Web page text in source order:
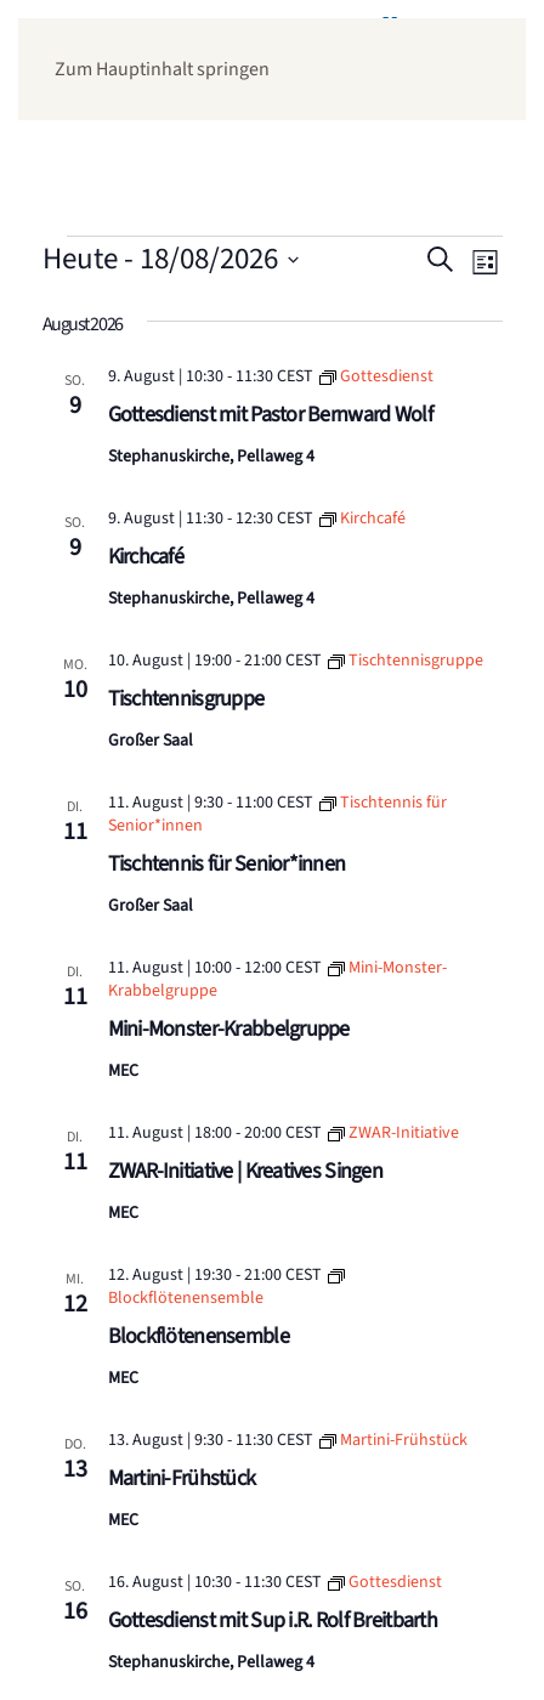
Zum Hauptinhalt springen
Veranstaltungen
Ansichten,
Navigation
SucheListe
Heute - 18/08/2026
wählen.
August 2026
SO.
9 Gottesdienst mit Pastor Bernward Wolf
9. August | 10:30- 11:30CEST Gottesdienst
Stephanuskirche, Pellaweg 4
SO.
9 Kirchcafé
9. August | 11:30- 12:30CEST Kirchcafé
Stephanuskirche, Pellaweg 4
MO.
10 Tischtennisgruppe
10. August | 19:00-21:00CEST Tischtennisgruppe
Großer Saal
DI.
11
Tischtennis für Senior*innen
11. August | 9:30- 11:00CEST
Tischtennis für
Senior*innen
Großer Saal
DI.
11
Mini-Monster-Krabbelgruppe
11. August | 10:00- 12:00CEST
Mini-Monster-
Krabbelgruppe
MEC
DI.
11 ZWAR-Initiative | Kreatives Singen
11. August | 18:00-20:00CEST ZWAR-Initiative
MEC
MI.
12
Blockflötenensemble
12. August | 19:30-21:00CEST
Blockflötenensemble
MEC
DO.
13 Martini-Frühstück
13. August | 9:30- 11:30CEST Martini-Frühstück
MEC
SO.
16 Gottesdienst mit Sup i.R. Rolf Breitbarth
16. August | 10:30- 11:30CEST Gottesdienst
Stephanuskirche, Pellaweg 4